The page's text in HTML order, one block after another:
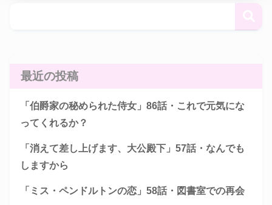
最近の投稿
「伯爵家の秘められた侍女」86話・これで元気にな
ってくれるか？
「消えて差し上げます、大公殿下」57話・なんでも
しますから
「ミス・ペンドルトンの恋」58話・図書室での再会